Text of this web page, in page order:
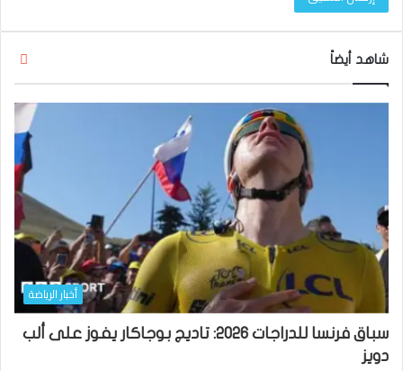
شاهد أيضاً
أخبار الرياضة
سباق فرنسا للدراجات 2026: تاديج بوجاكار يفوز على ألب
دويز